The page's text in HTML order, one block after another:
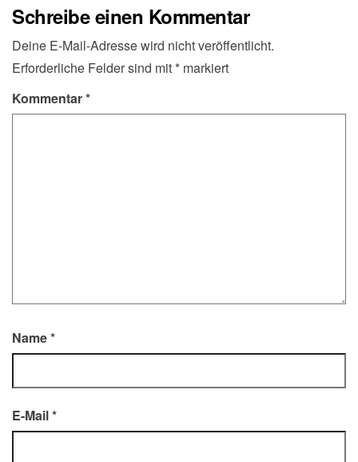
Schreibe einen Kommentar
Deine E-Mail-Adresse wird nicht veröffentlicht.
Erforderliche Felder sind mit * markiert
Kommentar*
Name*
E-Mail*